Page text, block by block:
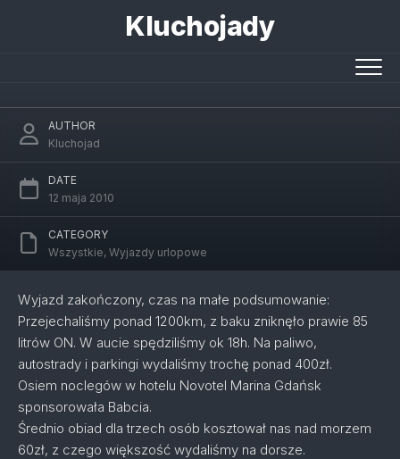
Kluchojady
AUTHOR
Kluchojad
DATE
12 maja 2010
CATEGORY
Wszystkie, Wyjazdy urlopowe
Wyjazd zakończony, czas na małe podsumowanie:
Przejechaliśmy ponad 1200km, z baku zniknęło prawie 85
litrów ON. W aucie spędziliśmy ok 18h. Na paliwo,
autostrady i parkingi wydaliśmy trochę ponad 400zł.
Osiem noclegów w hotelu Novotel Marina Gdańsk
sponsorowała Babcia.
Średnio obiad dla trzech osób kosztował nas nad morzem
60zł, z czego większość wydaliśmy na dorsze.